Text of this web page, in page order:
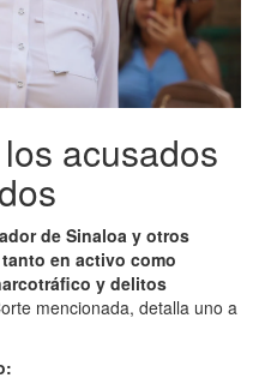
acusados
de Sinaloa y otros
en activo como
y delitos
mencionada, detalla uno a